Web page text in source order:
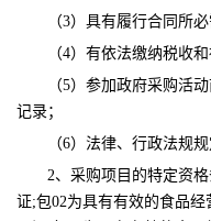
（3）具有履行合同所
（4）有依法缴纳税收
（5）参加政府采购活
记录；
（6）法律、行政法规规
2、采购项目的特定资格
证;包02为具有有效的食品